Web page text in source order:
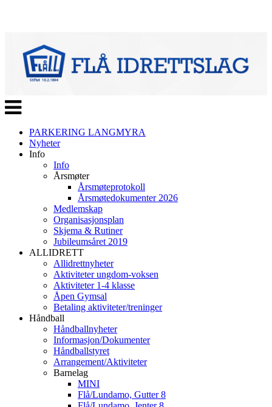
Veksle
navigasjon
PARKERING LANGMYRA
Nyheter
Info
Info
Årsmøter
Årsmøteprotokoll
Årsmøtedokumenter 2026
Medlemskap
Organisasjonsplan
Skjema & Rutiner
Jubileumsåret 2019
ALLIDRETT
Allidrettnyheter
Aktiviteter ungdom-voksen
Aktiviteter 1-4 klasse
Åpen Gymsal
Betaling aktiviteter/treninger
Håndball
Håndballnyheter
Informasjon/Dokumenter
Håndballstyret
Arrangement/Aktiviteter
Barnelag
MINI
Flå/Lundamo, Gutter 8